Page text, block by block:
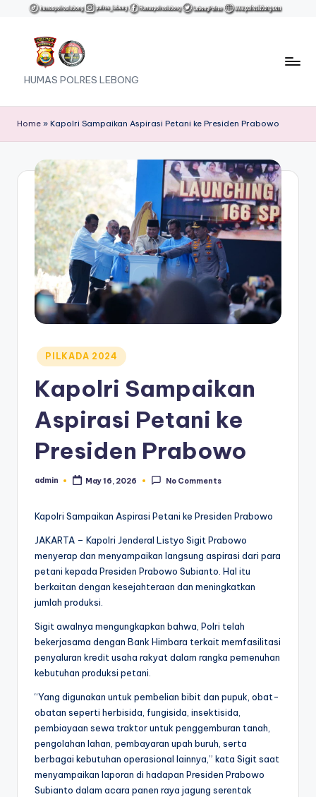
content
HUMAS POLRES LEBONG
Home » Kapolri Sampaikan Aspirasi Petani ke Presiden Prabowo
Posted
in
PILKADA 2024
Kapolri Sampaikan
Aspirasi Petani ke
Presiden Prabowo
Posted
admin May 16, 2026 No Comments
Kapolri Sampaikan Aspirasi Petani ke Presiden Prabowo
JAKARTA – Kapolri Jenderal Listyo Sigit Prabowo
menyerap dan menyampaikan langsung aspirasi dari para
petani kepada Presiden Prabowo Subianto. Hal itu
berkaitan dengan kesejahteraan dan meningkatkan
jumlah produksi.
Sigit awalnya mengungkapkan bahwa, Polri telah
bekerjasama dengan Bank Himbara terkait memfasilitasi
penyaluran kredit usaha rakyat dalam rangka pemenuhan
kebutuhan produksi petani.
“Yang digunakan untuk pembelian bibit dan pupuk, obat-
obatan seperti herbisida, fungisida, insektisida,
pembiayaan sewa traktor untuk penggemburan tanah,
pengolahan lahan, pembayaran upah buruh, serta
berbagai kebutuhan operasional lainnya,” kata Sigit saat
menyampaikan laporan di hadapan Presiden Prabowo
Subianto dalam acara panen raya jagung serentak